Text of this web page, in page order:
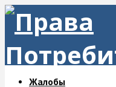
Жалобы